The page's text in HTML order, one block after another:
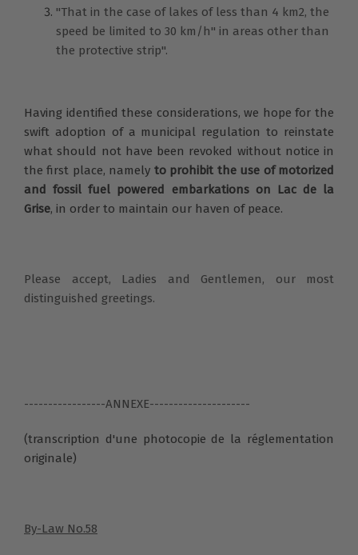
"That in the case of lakes of less than 4 km2, the
speed be limited to 30 km/h" in areas other than
the protective strip".
Having identified these considerations, we hope for the
swift adoption of a municipal regulation to reinstate
what should not have been revoked without notice in
the first place, namely to prohibit the use of motorized
and fossil fuel powered embarkations on Lac de la
Grise, in order to maintain our haven of peace.
Please accept, Ladies and Gentlemen, our most
distinguished greetings.
-----------------ANNEXE---------------------
(transcription d'une photocopie de la réglementation
originale)
By-Law No.58